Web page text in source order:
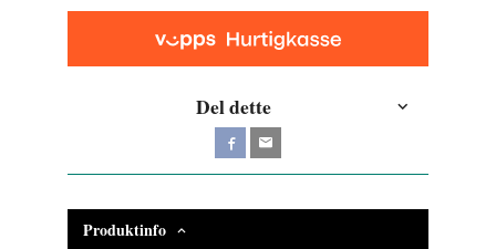
Del dette
Produktinfo